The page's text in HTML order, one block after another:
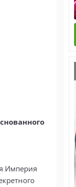
Империя